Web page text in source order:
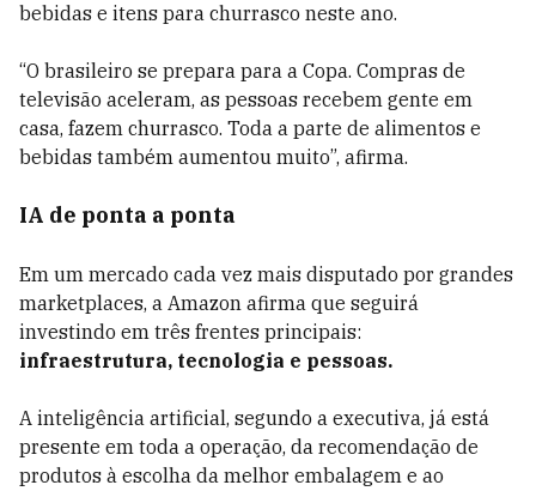
bebidas e itens para churrasco neste ano.
“O brasileiro se prepara para a Copa. Compras de
televisão aceleram, as pessoas recebem gente em
casa, fazem churrasco. Toda a parte de alimentos e
bebidas também aumentou muito”, afirma.
IA de ponta a ponta
Em um mercado cada vez mais disputado por grandes
marketplaces, a Amazon afirma que seguirá
investindo em três frentes principais:
infraestrutura, tecnologia e pessoas.
A inteligência artificial, segundo a executiva, já está
presente em toda a operação, da recomendação de
produtos à escolha da melhor embalagem e ao